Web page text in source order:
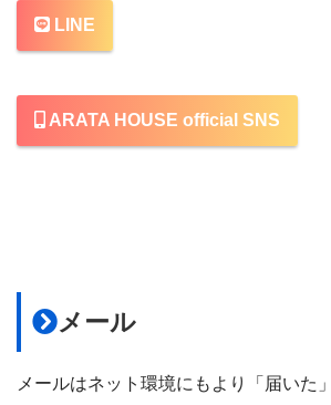
LINE
ARATA HOUSE official SNS
メール
メールはネット環境にもより「届いた